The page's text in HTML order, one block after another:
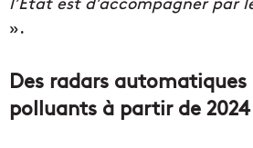
».
Des radars
polluants à partir de 2024